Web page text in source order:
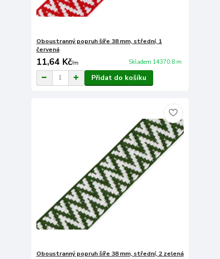
Oboustranný popruh šíře 38 mm, střední, 1
červená
11,64 Kč/m Skladem 14370.8 m
Přidat do košíku
Oboustranný popruh šíře 38 mm, střední, 2 zelená